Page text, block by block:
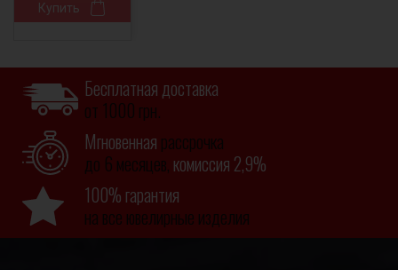
Купить
Бесплатная доставка
от 1000 грн.
Мгновенная рассрочка
до 6 месяцев, комиссия 2,9%
100% гарантия
на все ювелирные изделия